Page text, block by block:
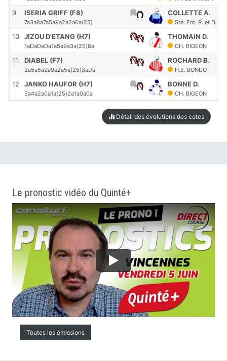
9 ISERIA GRIFF (F8)
7a3a8a7a5a9a2a2a6a(25)
COLLETTE A.
Sté. Ent. R. et D.
10 JIZOU D'ETANG (H7)
1aDaDaDa1a5a9a3a(25)8a
THOMAIN D.
CH. BIGEON
11 DIABEL (F7)
2a5a5a2a9a2a5a(25)3aDa
ROCHARD B.
H.E. BONDO
12 JANKO HAUFOR (H7)
5a4a2a0a1a(25)2a1a0a0a
BONNE D.
CH. BIGEON
Détail des évolutions des cotes
Le pronostic vidéo du Quinté+
Toutes les émissions